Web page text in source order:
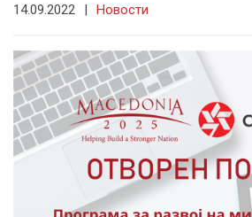
14.09.2022 | Новости